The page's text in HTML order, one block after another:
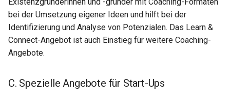
bei der Umsetzung eigener Ideen und hilft bei der
Identifizierung und Analyse von Potenzialen. Das Learn &
Connect-Angebot ist auch Einstieg für weitere Coaching-
Angebote.
C. Spezielle Angebote für Start-Ups